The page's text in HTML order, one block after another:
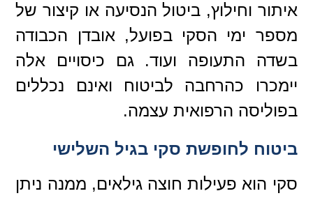
איתור וחילוץ, ביטול הנסיעה או קיצור של
מספר ימי הסקי בפועל, אובדן הכבודה
בשדה התעופה ועוד. גם כיסויים אלה
יימכרו כהרחבה לביטוח ואינם נכללים
בפוליסה הרפואית עצמה.
ביטוח לחופשת סקי בגיל השלישי
סקי הוא פעילות חוצה גילאים, ממנה ניתן